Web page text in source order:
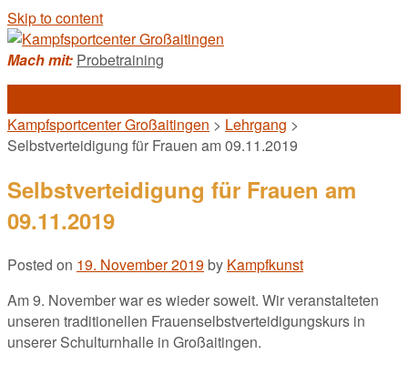
Skip to content
Mach mit: Probetraining
Kampfsportcenter Großaitingen > Lehrgang >
Selbstverteidigung für Frauen am 09.11.2019
Selbstverteidigung für Frauen am
09.11.2019
Posted on 19. November 2019 by Kampfkunst
Am 9. November war es wieder soweit. Wir veranstalteten
unseren traditionellen Frauenselbstverteidigungskurs in
unserer Schulturnhalle in Großaitingen.